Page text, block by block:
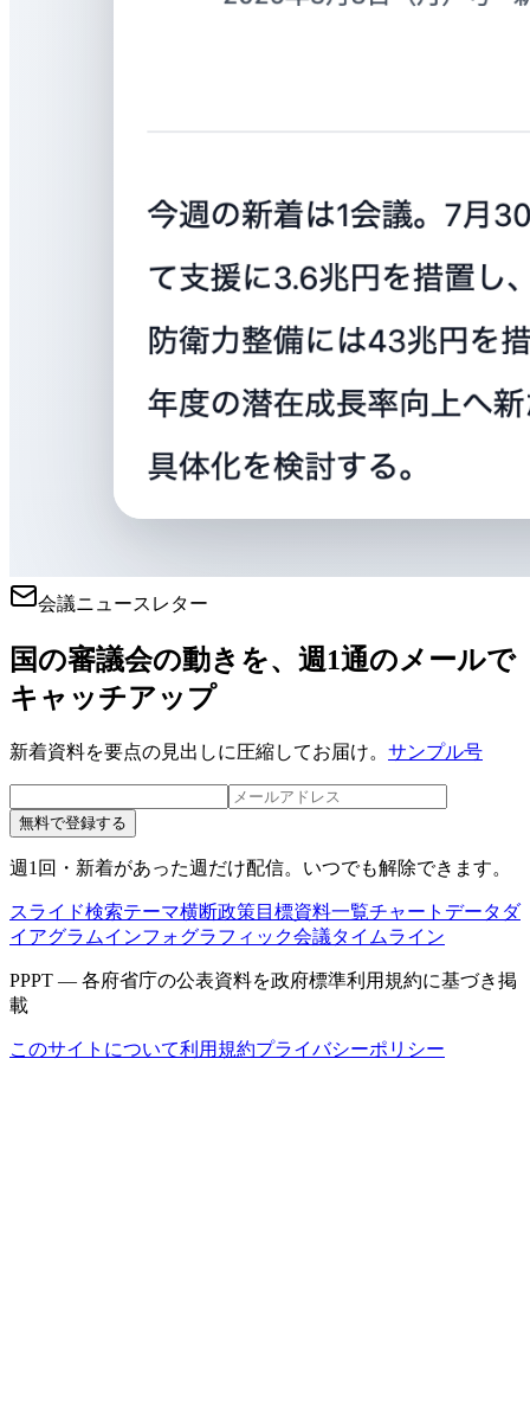
会議ニュースレター
国の審議会の動きを、週1通のメールで
キャッチアップ
新着資料を要点の見出しに圧縮してお届け。 サンプル号
無料で登録する
週1回・新着があった週だけ配信。いつでも解除できます。
スライド検索テーマ横断政策目標資料一覧チャートデータ ダ
イアグラムインフォグラフィック会議タイムライン
PPPT — 各府省庁の公表資料を政府標準利用規約に基づき掲
載
このサイトについて利用規約プライバシーポリシー